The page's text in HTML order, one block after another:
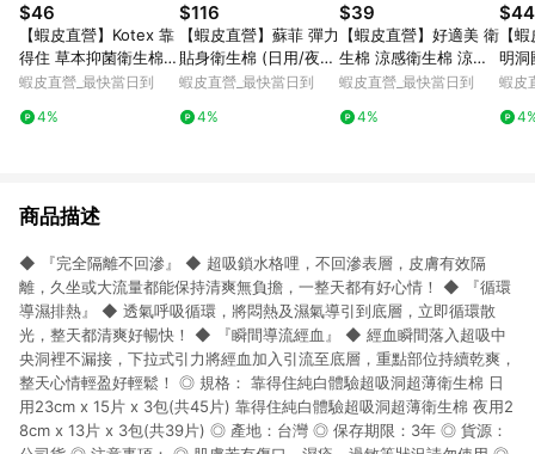
$46
【蝦皮直營】Kotex 靠
得住 草本抑菌衛生棉/
草本抑菌加強版/好菌P
乾爽新升級
蝦皮直營_最快當日到
4%
$116
【蝦皮直營】蘇菲 彈力
貼身衛生棉 (日用/夜
用) 超薄 輕薄 衛生棉
蝦皮直營_最快當日到
4%
$39
【蝦皮直營】好適美 衛
生棉 涼感衛生棉 涼感
護墊 日用 量少型護墊
衛生巾 安睡褲 褲型 透
蝦皮直營_最快當日到
4%
$44
【
明洞
生棉
夜
蝦皮
商品描述
◆ 『完全隔離不回滲』 ◆ 超吸鎖水格哩，不回滲表層，皮膚有效隔
離，久坐或大流量都能保持清爽無負擔，一整天都有好心情！ ◆ 『循環
導濕排熱』 ◆ 透氣呼吸循環，將悶熱及濕氣導引到底層，立即循環散
光，整天都清爽好暢快！ ◆ 『瞬間導流經血』 ◆ 經血瞬間落入超吸中
央洞裡不漏接，下拉式引力將經血加入引流至底層，重點部位持續乾爽，
整天心情輕盈好輕鬆！ ◎ 規格： 靠得住純白體驗超吸洞超薄衛生棉 日
用23cm x 15片 x 3包(共45片) 靠得住純白體驗超吸洞超薄衛生棉 夜用2
8cm x 13片 x 3包(共39片) ◎ 產地：台灣 ◎ 保存期限：3年 ◎ 貨源：